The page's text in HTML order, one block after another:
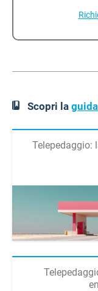
Scopri la
Telepedaggio: